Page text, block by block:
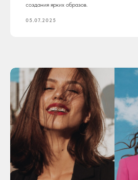
создания ярких образов.
05.07.2025